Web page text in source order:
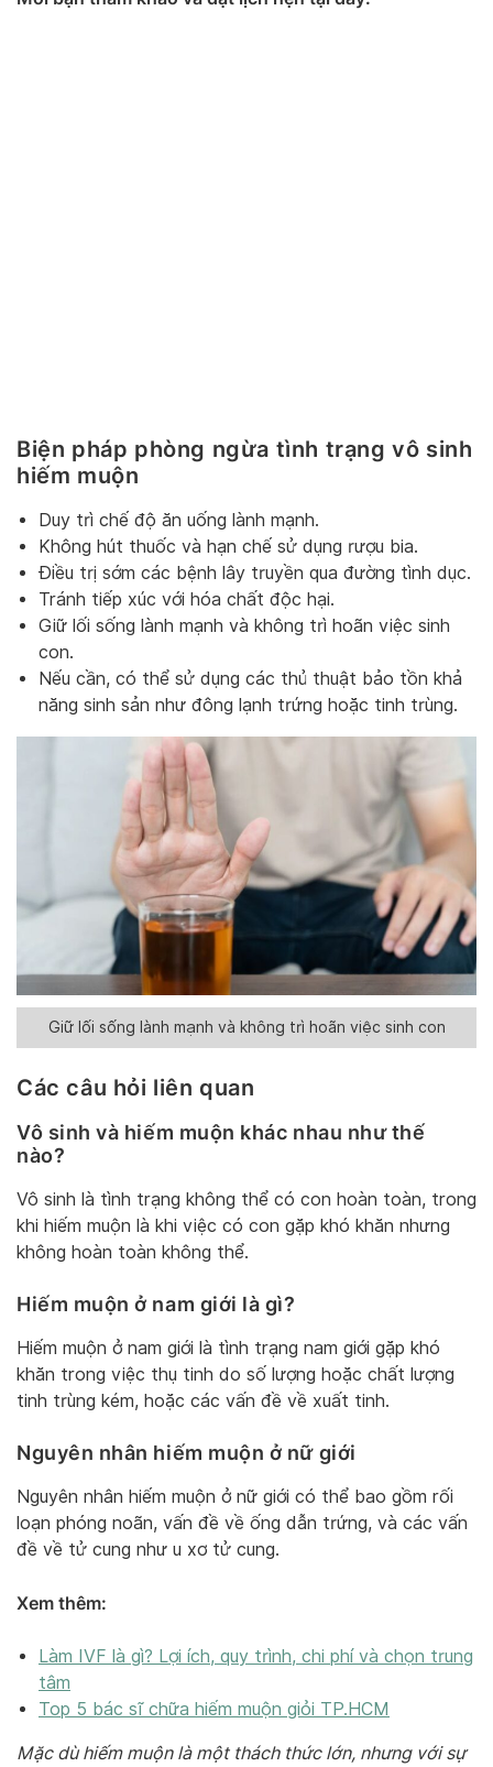
Biện pháp phòng ngừa tình trạng vô sinh
hiếm muộn
Duy trì chế độ ăn uống lành mạnh.
Không hút thuốc và hạn chế sử dụng rượu bia.
Điều trị sớm các bệnh lây truyền qua đường tình dục.
Tránh tiếp xúc với hóa chất độc hại.
Giữ lối sống lành mạnh và không trì hoãn việc sinh
con.
Nếu cần, có thể sử dụng các thủ thuật bảo tồn khả
năng sinh sản như đông lạnh trứng hoặc tinh trùng.
Giữ lối sống lành mạnh và không trì hoãn việc sinh con
Các câu hỏi liên quan
Vô sinh và hiếm muộn khác nhau như thế
nào?
Vô sinh là tình trạng không thể có con hoàn toàn, trong
khi hiếm muộn là khi việc có con gặp khó khăn nhưng
không hoàn toàn không thể.
Hiếm muộn ở nam giới là gì?
Hiếm muộn ở nam giới là tình trạng nam giới gặp khó
khăn trong việc thụ tinh do số lượng hoặc chất lượng
tinh trùng kém, hoặc các vấn đề về xuất tinh.
Nguyên nhân hiếm muộn ở nữ giới
Nguyên nhân hiếm muộn ở nữ giới có thể bao gồm rối
loạn phóng noãn, vấn đề về ống dẫn trứng, và các vấn
đề về tử cung như u xơ tử cung.
Xem thêm:
Làm IVF là gì? Lợi ích, quy trình, chi phí và chọn trung
tâm
Top 5 bác sĩ chữa hiếm muộn giỏi TP.HCM
Mặc dù hiếm muộn là một thách thức lớn, nhưng với sự